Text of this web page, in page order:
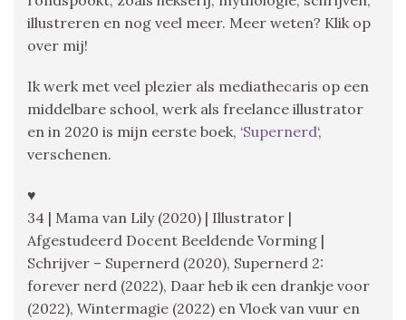
illustreren en nog veel meer. Meer weten? Klik op
over mij!
Ik werk met veel plezier als mediathecaris op een
middelbare school, werk als freelance illustrator
en in 2020 is mijn eerste boek, ‘Supernerd‘,
verschenen.
♥
34 | Mama van Lily (2020) | Illustrator |
Afgestudeerd Docent Beeldende Vorming |
Schrijver – Supernerd (2020), Supernerd 2:
forever nerd (2022), Daar heb ik een drankje voor
(2022), Wintermagie (2022) en Vloek van vuur en